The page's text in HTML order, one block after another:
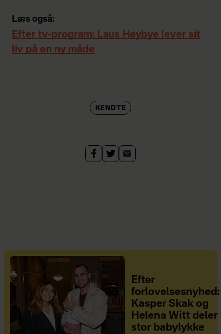
Læs også:
Efter tv-program: Laus Høybye lever sit
liv på en ny måde
KENDTE
Efter
forlovelsesnyhed:
Kasper Skak og
Helena Witt deler
stor babylykke